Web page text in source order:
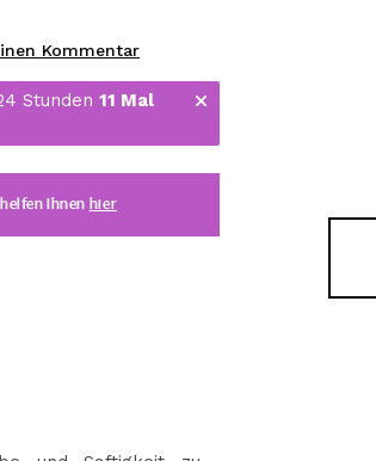
Kommentar
Stunden 11 Mal
Ihnen hier